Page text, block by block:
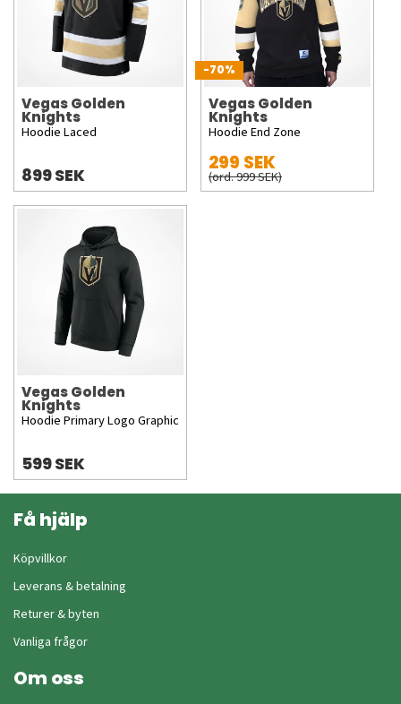
Vegas Golden
Knights
Hoodie Laced
899 SEK
-70%
Vegas Golden
Knights
Hoodie End Zone
299 SEK
(ord. 999 SEK)
Vegas Golden
Knights
Hoodie Primary Logo Graphic
599 SEK
Få hjälp
Köpvillkor
Leverans & betalning
Returer & byten
Vanliga frågor
Om oss